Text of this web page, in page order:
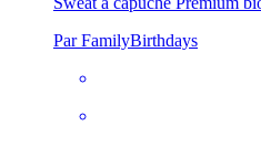
Par FamilyBirthdays